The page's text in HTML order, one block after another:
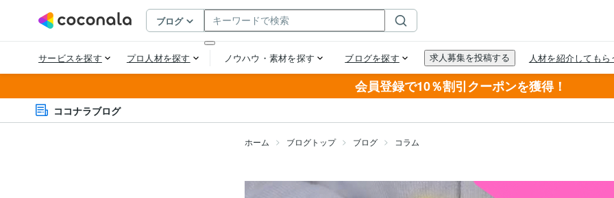
会員登録で10％割引クーポンを獲得！
ココナラブログ
ホーム ブログトップ ブログ コラム